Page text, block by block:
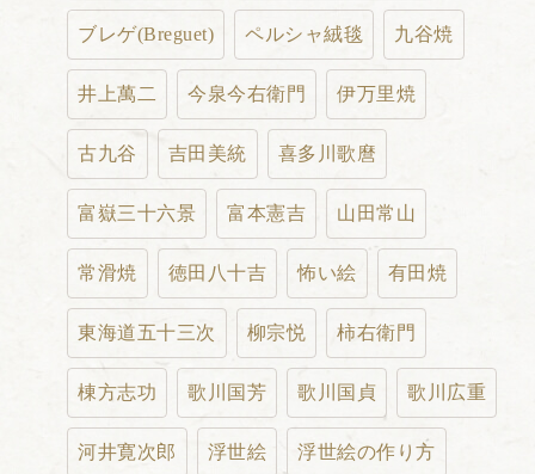
ブレゲ(Breguet) ペルシャ絨毯 九谷焼
井上萬二 今泉今右衛門 伊万里焼
古九谷 吉田美統 喜多川歌麿
富嶽三十六景 富本憲吉 山田常山
常滑焼 徳田八十吉 怖い絵 有田焼
東海道五十三次 柳宗悦 柿右衛門
棟方志功 歌川国芳 歌川国貞 歌川広重
河井寛次郎 浮世絵 浮世絵の作り方